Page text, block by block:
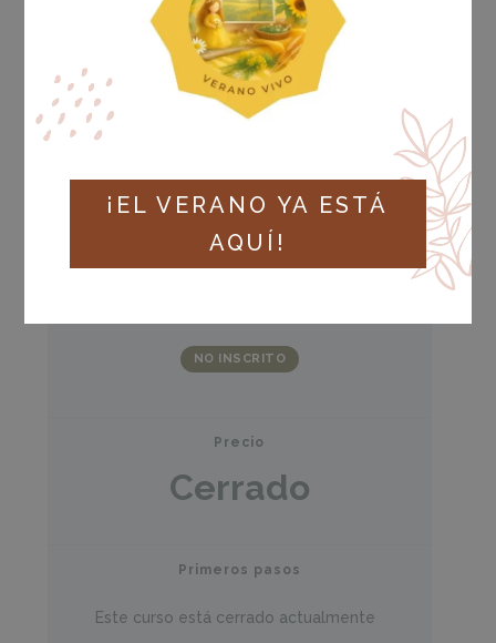
NO INSCRITO
Precio
Cerrado
Primeros pasos
Este curso está cerrado actualmente
¡EL VERANO YA ESTÁ
AQUÍ!